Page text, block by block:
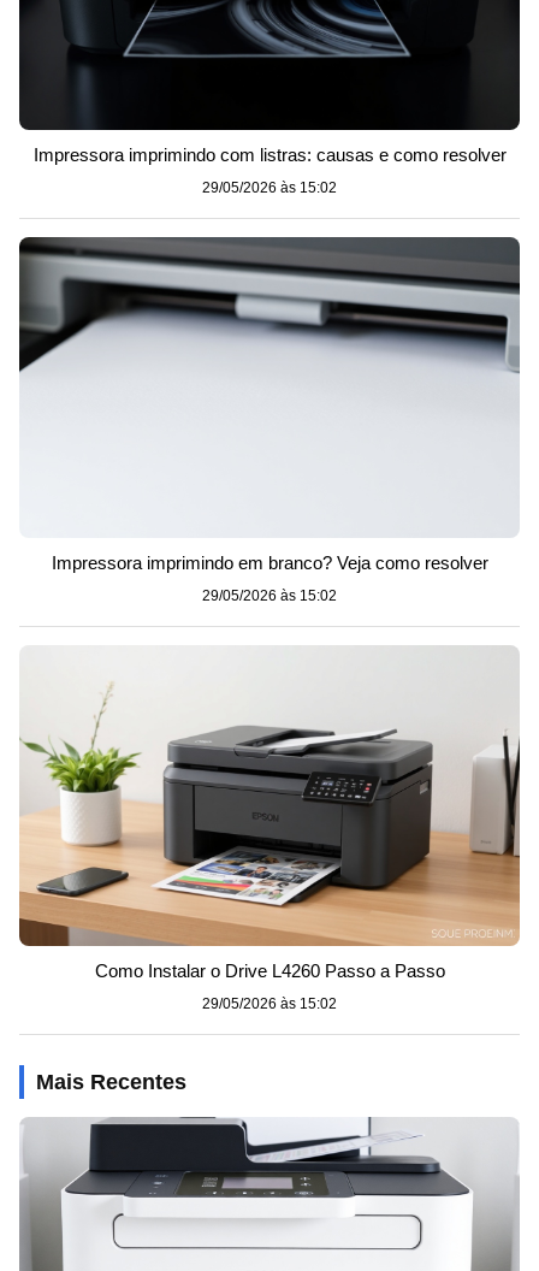
Impressora imprimindo com listras: causas e como resolver
29/05/2026 às 15:02
Impressora imprimindo em branco? Veja como resolver
29/05/2026 às 15:02
Como Instalar o Drive L4260 Passo a Passo
29/05/2026 às 15:02
Mais Recentes